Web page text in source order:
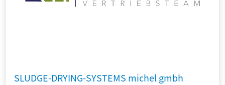
SLUDGE-DRYING-SYSTEMS michel gmbh